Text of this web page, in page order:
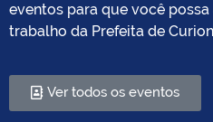
eventos para que você
trabalho da Prefeita de
Ver todos os eventos